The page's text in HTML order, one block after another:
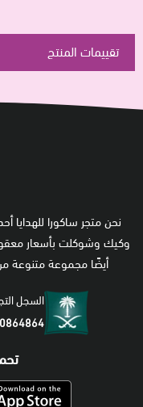
تقييمات المنتج
نحن متجر ساكورا للهدايا
وكيك وشوكلت بأسعار
أيضًا مجموعة متنوعة من
السجل